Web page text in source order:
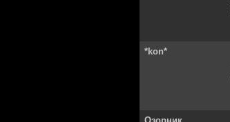
*kon*